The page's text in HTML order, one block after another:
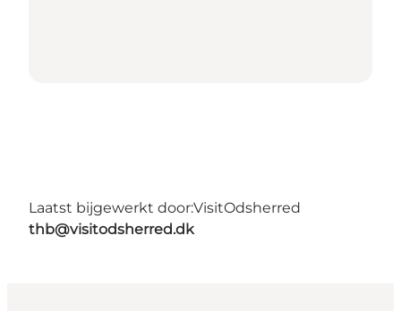
Laatst bijgewerkt door:VisitOdsherred
thb@visitodsherred.dk